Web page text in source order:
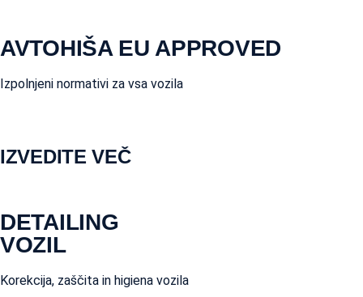
AVTOHIŠA EU APPROVED
Izpolnjeni normativi za vsa vozila
IZVEDITE VEČ
DETAILING
VOZIL
Korekcija, zaščita in higiena vozila